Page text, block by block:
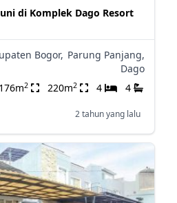
di Komplek Dago Resort
Bogor, Parung Panjang,
Dago
176m2 220m2 4 4
2 tahun yang lalu